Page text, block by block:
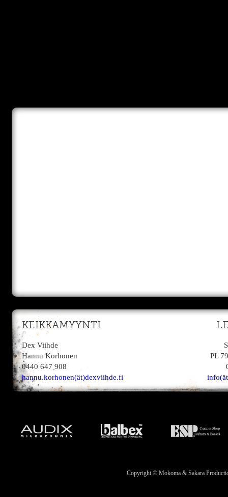
KEIKKAMYYNTI
Dex Viihde
Hannu Korhonen
0440 647 908
hannu.korhonen(ät)dexviihde.fi
PL
Copyright © Mokoma & Sakara